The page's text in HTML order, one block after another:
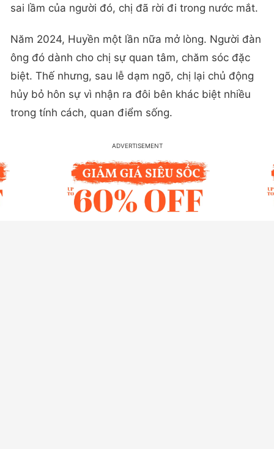
sai lầm của người đó, chị đã rời đi trong nước mắt.
Năm 2024, Huyền một lần nữa mở lòng. Người đàn
ông đó dành cho chị sự quan tâm, chăm sóc đặc
biệt. Thế nhưng, sau lễ dạm ngõ, chị lại chủ động
hủy bỏ hôn sự vì nhận ra đôi bên khác biệt nhiều
trong tính cách, quan điểm sống.